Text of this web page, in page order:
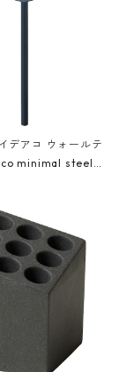
デアコ ウォールテ
minimal steel f
B5 ネイビー